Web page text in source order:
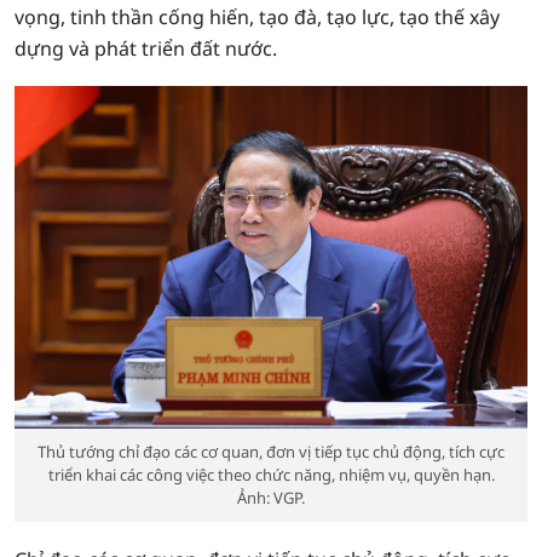
vọng, tinh thần cống hiến, tạo đà, tạo lực, tạo thế xây
dựng và phát triển đất nước.
Thủ tướng chỉ đạo các cơ quan, đơn vị tiếp tục chủ động, tích cực
triển khai các công việc theo chức năng, nhiệm vụ, quyền hạn.
Ảnh: VGP.